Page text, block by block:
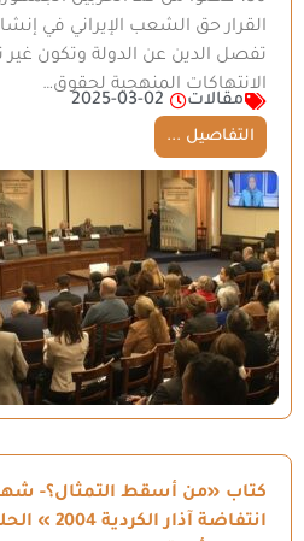
القرار حق الشعب الإيراني في
تفصل الدين عن الدولة وتكون غير
الانتهاكات المنهجية لحقوق…
مقالات
2025-03-02
التفاصيل ...
كتاب «من أسقط التمثال؟-
انتفاضة